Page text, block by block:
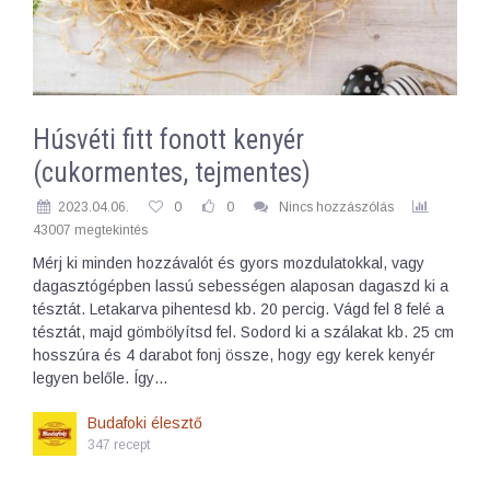
Húsvéti fitt fonott kenyér
(cukormentes, tejmentes)
2023.04.06. 0 0
Nincs hozzászólás
43007 megtekintés
Mérj ki minden hozzávalót és gyors mozdulatokkal, vagy
dagasztógépben lassú sebességen alaposan dagaszd ki a
tésztát. Letakarva pihentesd kb. 20 percig. Vágd fel 8 felé a
tésztát, majd gömbölyítsd fel. Sodord ki a szálakat kb. 25 cm
hosszúra és 4 darabot fonj össze, hogy egy kerek kenyér
legyen belőle. Így…
Budafoki élesztő
347 recept